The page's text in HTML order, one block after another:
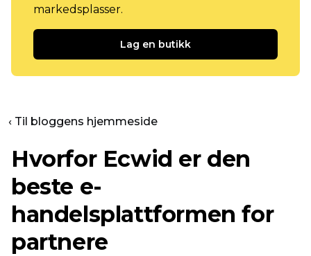
markedsplasser.
Lag en butikk
‹ Til bloggens hjemmeside
Hvorfor Ecwid er den
beste e-
handelsplattformen for
partnere